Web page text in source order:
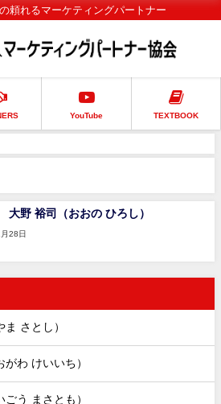
頼れるマーケティングパートナー
YouTube TEXTBOOK
野 裕司（おおの ひろし）
28日
さとし）
わ けいいち）
う まさとも）